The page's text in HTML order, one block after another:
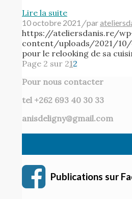
Lire la suite
10 octobre 2021 /par
https://ateliersdanis.re/
content/uploads/2021/10/
pour le relooking de sa
Page 2 sur 212
Pour nous contacter
tel +262 693 40 30 33
anisdeligny@gmail.com
Publications sur